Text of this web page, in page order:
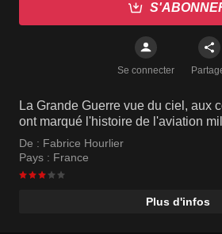
Se connecter
La Grande Guerre vue du ciel, aux
ont marqué l'histoire de l'aviation
De : Fabrice Hourlier
Pays : France
Plus d'infos